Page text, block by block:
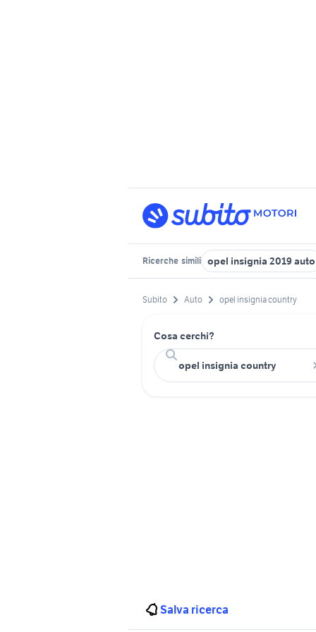
Ricerche simili opel insignia 2019 auto
Subito Auto opel insignia country
Cosa cerchi?
Salva ricerca